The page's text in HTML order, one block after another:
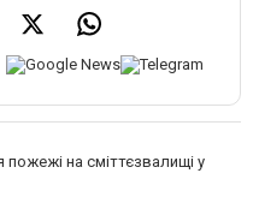
на сміттєзвалищі у